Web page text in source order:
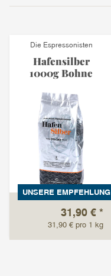
Die Espressonisten
Hafensilber
1000g Bohne
UNSERE EMPFEHLUNG
31,90 € *
31,90 € pro 1 kg